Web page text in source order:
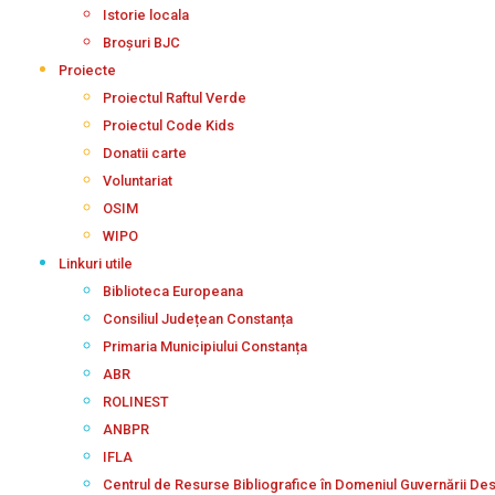
Istorie locala
Broșuri BJC
Proiecte
Proiectul Raftul Verde
Proiectul Code Kids
Donatii carte
Voluntariat
OSIM
WIPO
Linkuri utile
Biblioteca Europeana
Consiliul Județean Constanța
Primaria Municipiului Constanța
ABR
ROLINEST
ANBPR
IFLA
Centrul de Resurse Bibliografice în Domeniul Guvernării